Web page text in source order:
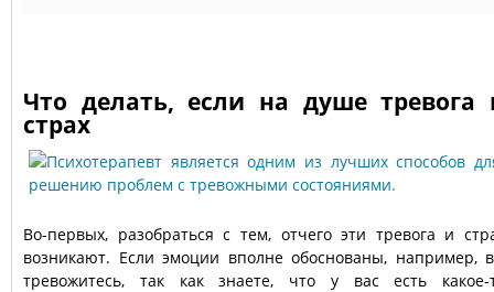
Что делать, если на душе тревога
страх
Во-первых, разобраться с тем, отчего эти тревога и
возникают. Если эмоции вполне обоснованы, например,
тревожитесь, так как знаете, что у вас есть какое-